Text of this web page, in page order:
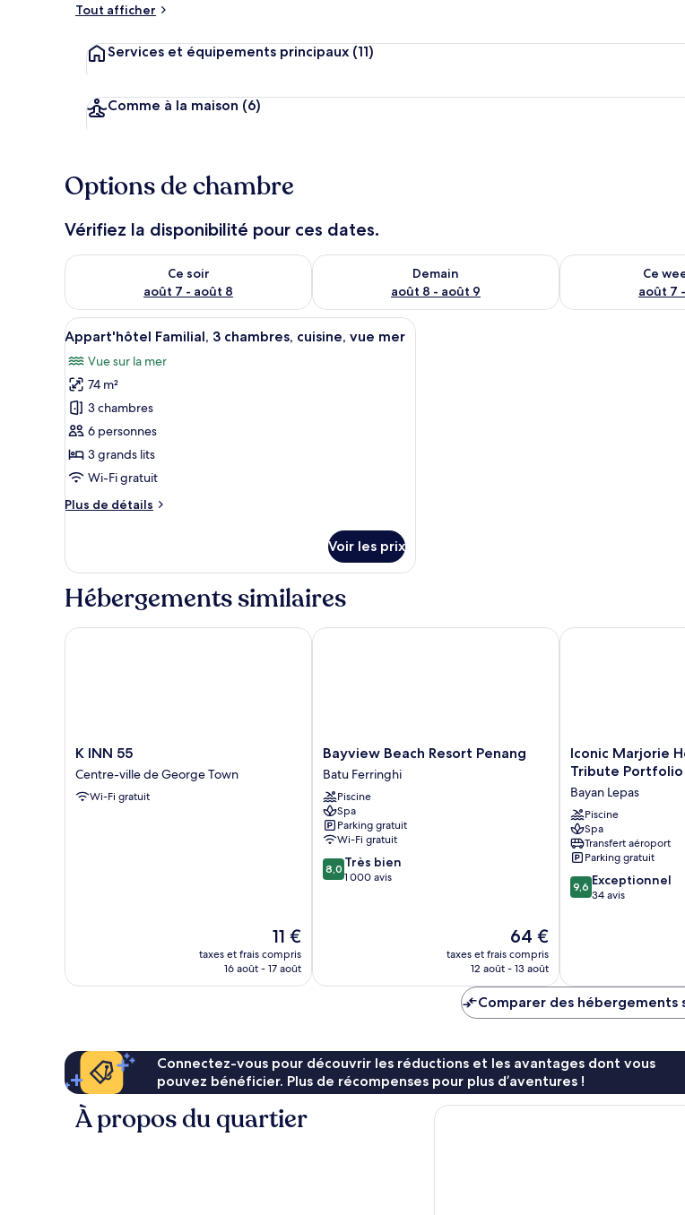
Tout afficher
Services et équipements principaux (11)
Comme à la maison (6)
Options de chambre
Vérifiez la disponibilité pour ces dates.
Ce soir
août 7 - août 8
Vérifier la disponibilité pour ce soir août 7 - août 8
Demain
août 8 - août 9
Vérifier la disponibilité pour demain août 8 - août 9
Ce
août 7
Vérifier la
Afficher
toutes
les
photos
pour
ce
type
de
chambre :
Appart'hôtel
chambres,
cuisine,
mer
Un lit avec un cadre noir, une literie grise et une couverture rouge.
27
Appart'hôtel Familial, 3 chambres, cuisine, vue mer
Vue sur la mer
74 m²
3 chambres
6 personnes
3 grands lits
Wi-Fi gratuit
Plus de détails
Plus
le
type
de
Appart'hôtel
Voir les prix
Hébergements similaires
K
INN
55
Centre-
K INN 55
Centre-ville de George Town
Wi-Fi gratuit
Le
nouveau
prix
11 €
taxes et frais compris
16 août - 17 août
K INN 55
Bayview
Beach
Resort
Penang
Batu
Ferringhi
Bayview Beach Resort Penang
Batu Ferringhi
Piscine
Spa
Parking gratuit
Wi-Fi gratuit
8.0
sur
8,0 Très bien
1 000 avis
Le
nouveau
prix
de
64 €
64 €
taxes et frais compris
12 août - 13 août
Bayview Beach Resort Penang
Iconic
Marjorie
Penang,
A
Tribute
Portfolio
Hotel
Bayan
Lepas
Iconic Marjorie
Tribute
Bayan Lepas
Piscine
Spa
Transfert aéroport
Parking gratuit
9.6
sur
9,6 Exceptionnel
34 avis
Iconic Marjorie
Comparer des hébergements
Connectez-vous pour découvrir les réductions et les avantages dont vous
pouvez bénéficier. Plus de récompenses pour plus d’aventures !
À propos du quartier